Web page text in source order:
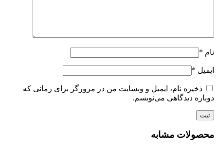
نام *
ایمیل *
ذخیره نام، ایمیل و وبسایت من در مرورگر برای زمانی که
دوباره دیدگاهی می‌نویسم.
محصولات مشابه